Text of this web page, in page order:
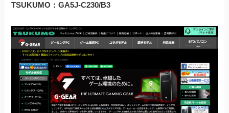
TSUKUMO：GA5J-C230/B3